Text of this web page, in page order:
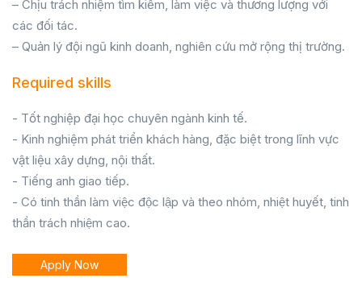
– Chịu trách nhiệm tìm kiếm, làm việc và thương lượng với
các đối tác.
– Quản lý đội ngũ kinh doanh, nghiên cứu mở rộng thị trường.
Required skills
- Tốt nghiệp đại học chuyên ngành kinh tế.
- Kinh nghiệm phát triển khách hàng, đặc biệt trong lĩnh vực
vật liệu xây dựng, nội thất.
- Tiếng anh giao tiếp.
- Có tinh thần làm việc độc lập và theo nhóm, nhiệt huyết, tinh
thần trách nhiệm cao.
Apply Now